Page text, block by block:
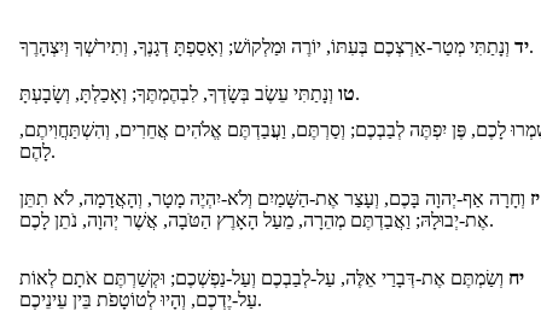
ידוְנָתַתִּי מְטַר-אַרְצְכֶם בְּעִתּוֹ, יוֹרֶה וּמַלְקוֹשׁ; וְאָסַפְתָּ דְגָנֶךָ, וְתִירֹשְׁךָ וְיִצְהָרֶךָ.
טווְנָתַתִּי עֵשֶׂב בְּשָׂדְךָ, לִבְהֶמְתֶּךָ; וְאָכַלְתָּ, וְשָׂבָעְתָּ.
לָכֶם, פֶּן יִפְתֶּה לְבַבְכֶם; וְסַרְתֶּם, וַעֲבַדְתֶּם אֱלֹהִים אֲחֵרִים, וְהִשְׁתַּחֲוִיתֶם,
לָהֶם.
יז וְחָרָה אַף-יְהוָה בָּכֶם, וְעָצַר אֶת-הַשָּׁמַיִם וְלֹא-יִהְיֶה מָטָר, וְהָאֲדָמָה, לֹא תִתֵּן
אֶת-יְבוּלָהּ; וַאֲבַדְתֶּם מְהֵרָה, מֵעַל הָאָרֶץ הַטֹּבָה, אֲשֶׁר יְהוָה, נֹתֵן לָכֶם.
יח וְשַׂמְתֶּם אֶת-דְּבָרַי אֵלֶּה, עַל-לְבַבְכֶם וְעַל-נַפְשְׁכֶם; וּקְשַׁרְתֶּם אֹתָם לְאוֹת
עַל-יֶדְכֶם, וְהָיוּ לְטוֹטָפֹת בֵּין עֵינֵיכֶם.